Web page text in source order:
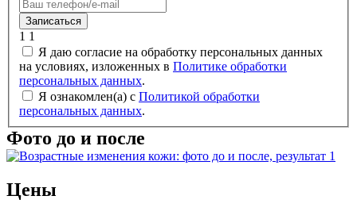
Записаться
1 1
на условиях, изложенных в Политике обработки
персональных данных.
Я ознакомлен(а) с Политикой обработки
персональных данных.
Фото до и после
Цены